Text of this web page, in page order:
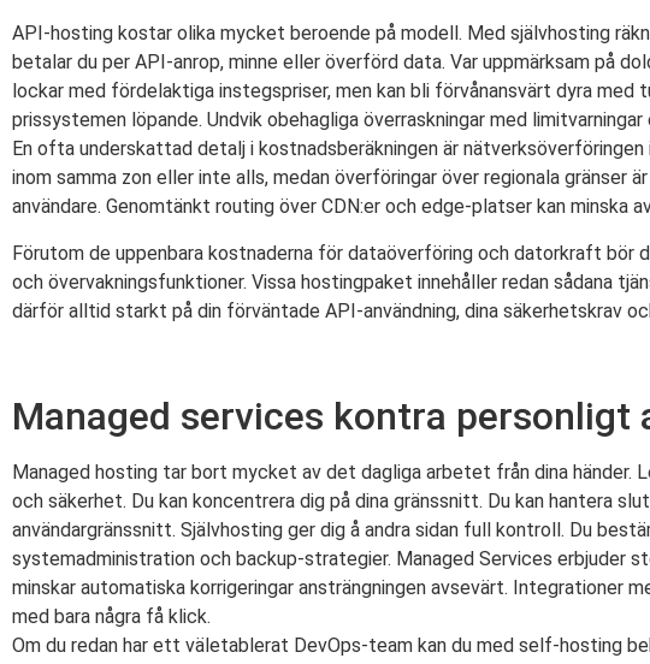
API-hosting kostar olika mycket beroende på modell. Med självhosting
betalar du per API-anrop, minne eller överförd data. Var uppmärksam på
lockar med fördelaktiga instegspriser, men kan bli förvånansvärt dyra
prissystemen löpande. Undvik obehagliga överraskningar med
En ofta underskattad detalj i kostnadsberäkningen är
inom samma zon eller inte alls, medan överföringar över regionala gränser
användare. Genomtänkt routing över CDN:er och edge-platser kan
Förutom de uppenbara kostnaderna för dataöverföring och datorkraft bör
och övervakningsfunktioner. Vissa hostingpaket innehåller redan sådana
därför alltid starkt på din förväntade API-användning, dina säkerhetskrav
Managed services kontra personligt
Managed hosting tar bort mycket av det dagliga arbetet från dina händer.
och säkerhet. Du kan koncentrera dig på dina gränssnitt. Du kan hantera
användargränssnitt. Självhosting ger dig å andra sidan full kontroll. Du
systemadministration och backup-strategier. Managed Services
minskar automatiska korrigeringar ansträngningen avsevärt. Integrationer
med bara några få klick.
Om du redan har ett väletablerat DevOps-team kan du med self-hosting